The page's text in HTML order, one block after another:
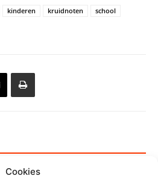
Cookies
kinderen kruidnoten
school